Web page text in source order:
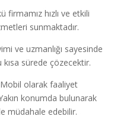
firmamız hızlı ve etkili
sunmaktadır.
ve uzmanlığı sayesinde
kısa sürede çözecektir.
olarak faaliyet
konumda bulunarak
müdahale edebilir.